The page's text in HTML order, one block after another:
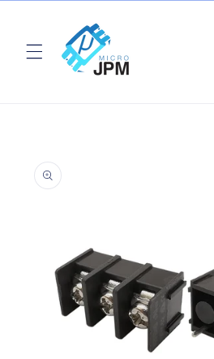
Ir
al contenido
información
del producto